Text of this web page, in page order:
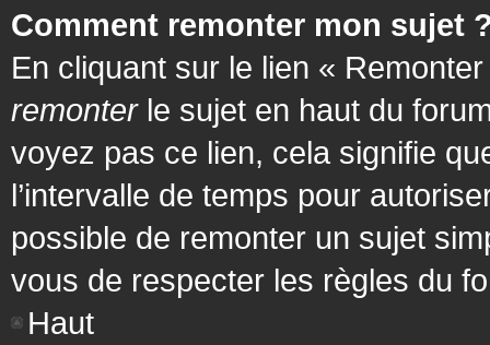
Comment remonter mon sujet
En cliquant sur le lien «
remonterle sujet en haut du
voyez pas ce lien, cela signifie
l’intervalle de temps pour
possible de remonter un sujet
vous de respecter les règles du
Haut